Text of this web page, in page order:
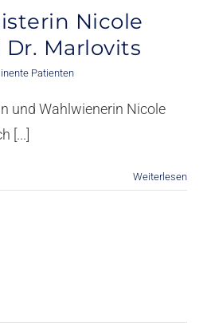
Nicole
Marlovits
Patienten
und Wahlwienerin Nicole
[...]
Weiterlesen